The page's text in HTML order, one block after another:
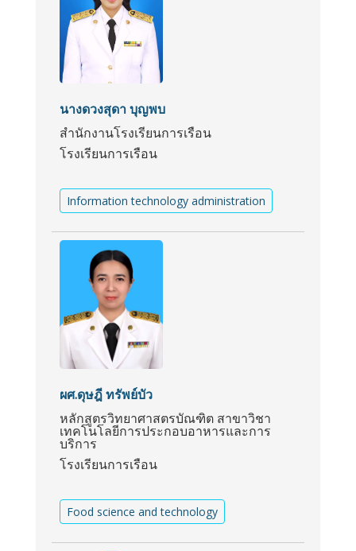
นางดวงสุดา บุญพบ
สำนักงานโรงเรียนการเรือน
โรงเรียนการเรือน
Information technology administration
ผศ.ดุษฎี ทรัพย์บัว
หลักสูตรวิทยาศาสตรบัณฑิต สาขาวิชา
เทคโนโลยีการประกอบอาหารและการ
บริการ
โรงเรียนการเรือน
Food science and technology